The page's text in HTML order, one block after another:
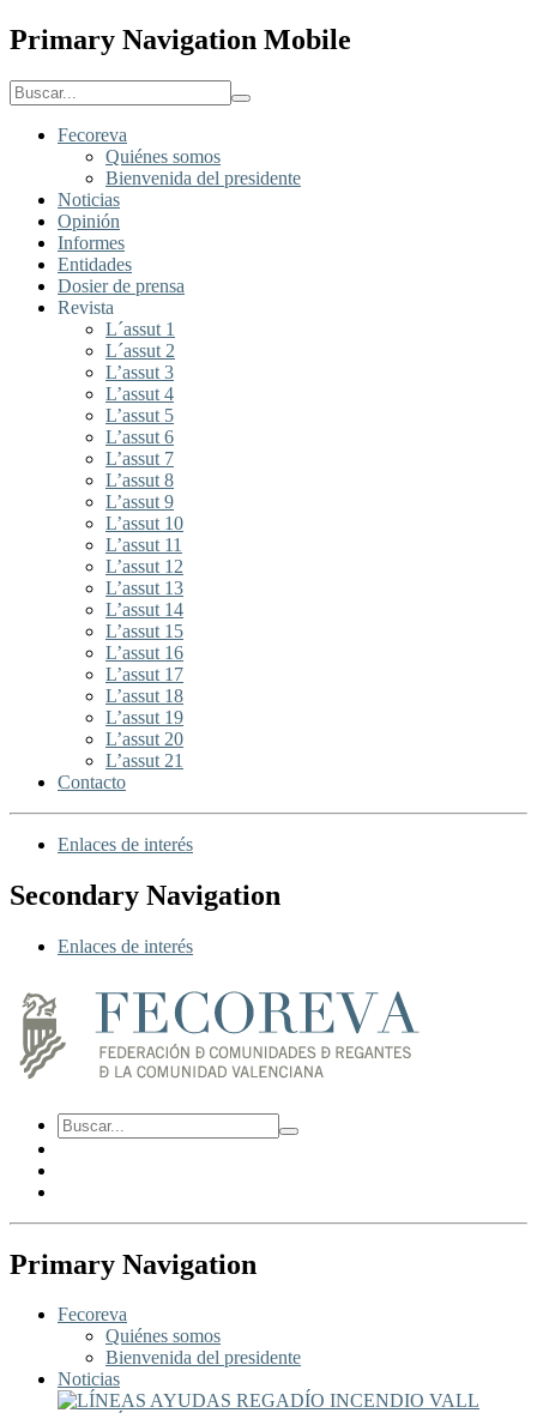
Primary Navigation Mobile
Fecoreva
Quiénes somos
Bienvenida del presidente
Noticias
Opinión
Informes
Entidades
Dosier de prensa
Revista
L´assut 1
L´assut 2
L’assut 3
L’assut 4
L’assut 5
L’assut 6
L’assut 7
L’assut 8
L’assut 9
L’assut 10
L’assut 11
L’assut 12
L’assut 13
L’assut 14
L’assut 15
L’assut 16
L’assut 17
L’assut 18
L’assut 19
L’assut 20
L’assut 21
Contacto
Enlaces de interés
Secondary Navigation
Enlaces de interés
Primary Navigation
Fecoreva
Quiénes somos
Bienvenida del presidente
Noticias